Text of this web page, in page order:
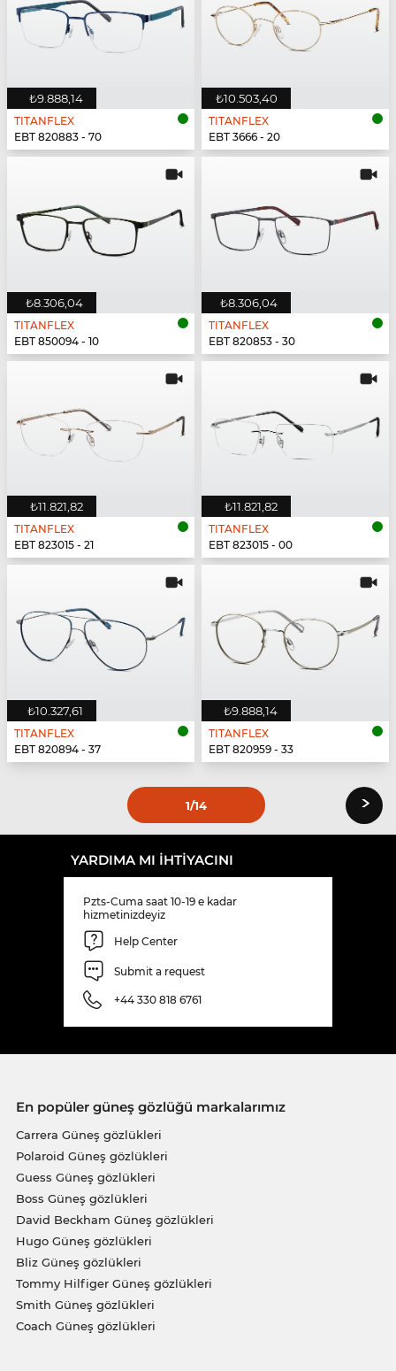
₺9.888,14
TITANFLEX
EBT 820883 - 70
₺10.503,40
TITANFLEX
EBT 3666 - 20
₺8.306,04
TITANFLEX
EBT 850094 - 10
₺8.306,04
TITANFLEX
EBT 820853 - 30
₺11.821,82
TITANFLEX
EBT 823015 - 21
₺11.821,82
TITANFLEX
EBT 823015 - 00
₺10.327,61
TITANFLEX
EBT 820894 - 37
₺9.888,14
TITANFLEX
EBT 820959 - 33
1/14 ›
YARDIMA MI IHTIYACINI
Pzts-Cuma saat 10-19 e kadar
hizmetinizdeyiz
Help Center
Submit a request
+44 330 818 6761
En popüler güneş gözlüğü markalarımız
Carrera Güneş gözlükleri
Polaroid Güneş gözlükleri
Guess Güneş gözlükleri
Boss Güneş gözlükleri
David Beckham Güneş gözlükleri
Hugo Güneş gözlükleri
Bliz Güneş gözlükleri
Tommy Hilfiger Güneş gözlükleri
Smith Güneş gözlükleri
Coach Güneş gözlükleri